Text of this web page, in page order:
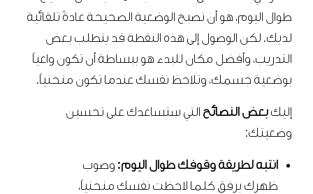
طوال اليوم، هو أن تصبح الوضعية الصحيحة عادةً تلقائية
لديك. لكن الوصول إلى هذه النقطة قد يتطلب بعض
التدريب، وأفضل مكان للبدء هو ببساطة أن تكون واعياً
بوضعية جسمك، وتلاحظ نفسك عندما تكون منحنياً.
إليكبعض النصائح التي ستساعدك على تحسين
وضعيتك:
انتبه لطريقة وقوفك طوال اليوم: وصوب
ظهرك برفق كلما لاحظت نفسك منحنياً،